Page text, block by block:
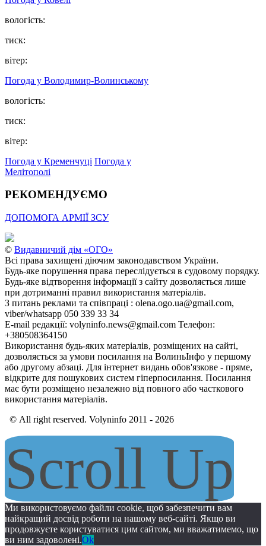
вологість:
тиск:
вітер:
Погода у Володимир-Волинському
вологість:
тиск:
вітер:
Погода у Кременчуці Погода у
Мелітополі
РЕКОМЕНДУЄМО
ДОПОМОГА АРМІЇ ЗСУ
© Видавничий дім «ОГО»
Всі права захищені діючим законодавством України.
Будь-яке порушення права переслідується в судовому порядку.
Будь-яке відтворення інформації з сайту дозволяється лише
при дотриманні правил використання матеріалів.
З питань реклами та співпраці : olena.ogo.ua@gmail.com,
viber/whatsapp 050 339 33 34
E-mail редакції: volyninfo.news@gmail.com Телефон:
+380508364150
Використання будь-яких матеріалів, розміщених на сайті,
дозволяється за умови посилання на ВолиньІнфо у першому
або другому абзаці. Для інтернет видань обов'язкове - пряме,
відкрите для пошукових систем гіперпосилання. Посилання
має бути розміщено незалежно від повного або часткового
використання матеріалів.
© All right reserved. Volyninfo 2011 - 2026
Scroll Up
Ми використовуємо файли cookie, щоб забезпечити вам
найкращий досвід роботи на нашому веб-сайті. Якщо ви
продовжуєте користуватися цим сайтом, ми вважатимемо, що
ви ним задоволені.Ok